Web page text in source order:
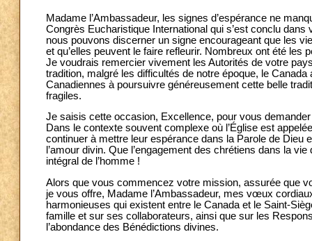
Madame l’Ambassadeur, les signes d’espérance ne
Congrès Eucharistique International qui s’est conclu
nous pouvons discerner un signe encourageant que les
et qu’elles peuvent le faire refleurir. Nombreux ont été les
Je voudrais remercier vivement les Autorités de votre
tradition, malgré les difficultés de notre époque, le
Canadiennes à poursuivre généreusement cette belle
fragiles.
Je saisis cette occasion, Excellence, pour vous
Dans le contexte souvent complexe où l’Église est
continuer à mettre leur espérance dans la Parole de
l’amour divin. Que l’engagement des chrétiens dans la
intégral de l’homme !
Alors que vous commencez votre mission, assurée que
je vous offre, Madame l’Ambassadeur, mes vœux
harmonieuses qui existent entre le Canada et le Saint-
famille et sur ses collaborateurs, ainsi que sur les
l’abondance des Bénédictions divines.